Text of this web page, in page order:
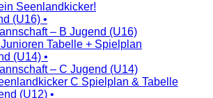
Seenlandkicker!
(U16) •
– B Jugend (U16)
Junioren Tabelle + Spielplan
(U14) •
– C Jugend (U14)
C Spielplan & Tabelle
(U12) •